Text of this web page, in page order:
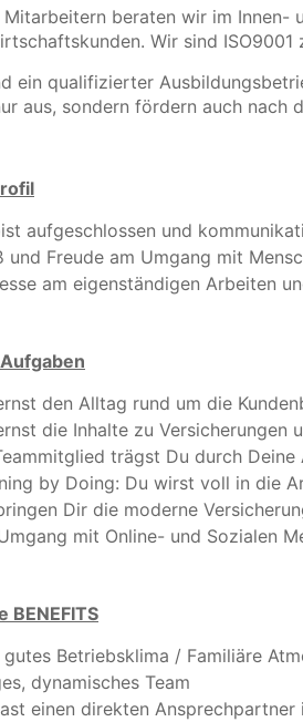
beraten wir im Innen-
Wir sind
ein qualifizierter
aus, sondern fördern auch nach
aufgeschlossen und
und Freude am Umgang mit
am eigenständigen Arbeiten
den Alltag rund um die
die Inhalte zu Versicherungen
trägst Du durch
by Doing: Du wirst voll in die
Dir die moderne
mit Online- und Sozialen
BENEFITS
gutes Betriebsklima / Familiäre
dynamisches Team
einen direkten Ansprechpartner